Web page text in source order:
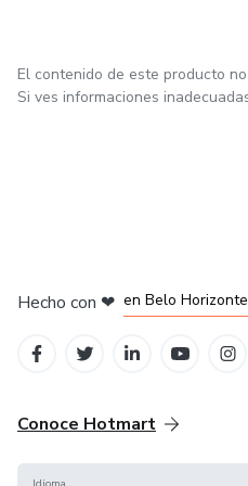
El contenido de este producto
Si ves informaciones
Hecho con ❤ en Belo Horizonte
Conoce Hotmart